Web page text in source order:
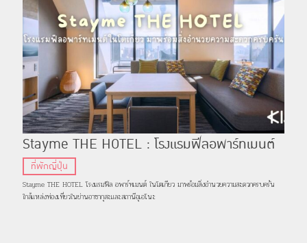
Stayme THE HOTEL : โรงแรมฟีลอพาร์ทเมนต์
ในโตเกียว มาพร้อมสิ่งอำนวยความสะดวกครบครัน
ที่พักญี่ปุ่น
Stayme THE HOTEL โรงแรมฟีล อพาร์ทเมนต์ ในโตเกียว มาพร้อมสิ่งอำนวยความสะดวกครบครัน
ใกล้แหล่งท่องเที่ยวในย่านอาซากุสะและสถานีอุเอโนะ